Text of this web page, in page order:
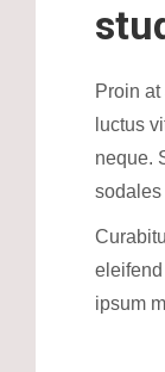
Proin
luctus
neque.
sodales
ipsum